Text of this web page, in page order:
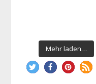
Mehr laden…